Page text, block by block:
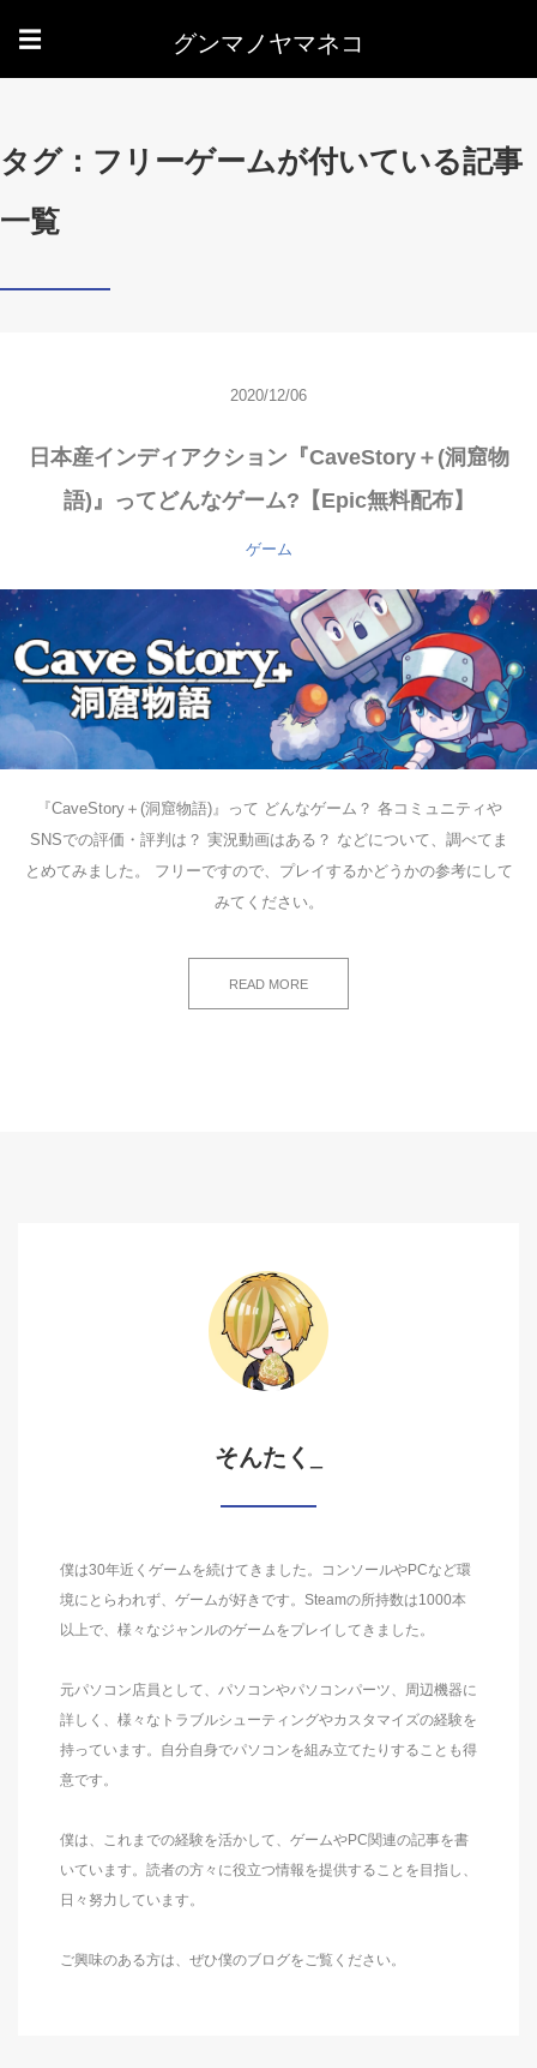
☰ グンマノヤマネコ
タグ：フリーゲームが付いている記事
一覧
2020/12/06
日本産インディアクション『CaveStory＋(洞窟物
語)』ってどんなゲーム?【Epic無料配布】
ゲーム
『CaveStory＋(洞窟物語)』って どんなゲーム？ 各コミュニティや
SNSでの評価・評判は？ 実況動画はある？ などについて、調べてま
とめてみました。 フリーですので、プレイするかどうかの参考にして
みてください。
READ MORE
そんたく_
僕は30年近くゲームを続けてきました。コンソールやPCなど環
境にとらわれず、ゲームが好きです。Steamの所持数は1000本
以上で、様々なジャンルのゲームをプレイしてきました。
元パソコン店員として、パソコンやパソコンパーツ、周辺機器に
詳しく、様々なトラブルシューティングやカスタマイズの経験を
持っています。自分自身でパソコンを組み立てたりすることも得
意です。
僕は、これまでの経験を活かして、ゲームやPC関連の記事を書
いています。読者の方々に役立つ情報を提供することを目指し、
日々努力しています。
ご興味のある方は、ぜひ僕のブログをご覧ください。